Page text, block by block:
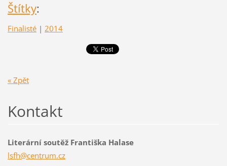
Štítky:
Finalisté | 2014
« Zpět
Kontakt
Literární soutěž Františka Halase
lsfh@centrum.cz